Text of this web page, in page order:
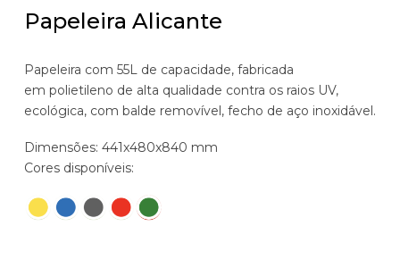
Papeleira Alicante
Papeleira com 55L de capacidade, fabricada
em polietileno de alta qualidade contra os raios UV,
ecológica, com balde removível, fecho de aço inoxidável.
Dimensões: 441x480x840 mm
Cores disponíveis: